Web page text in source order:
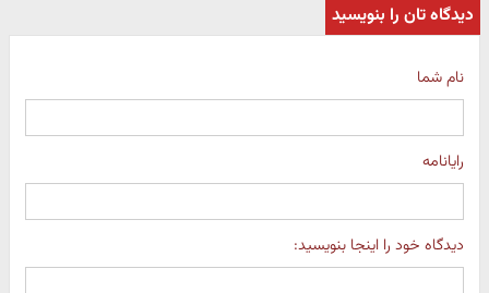
دیدگاه تان را بنویسید
نام شما
رایانامه
دیدگاه خود را اینجا بنویسید: